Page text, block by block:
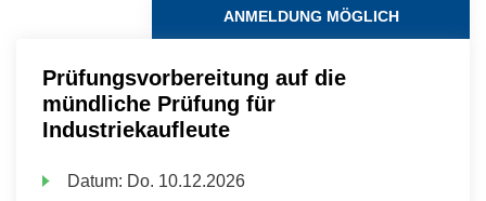
ANMELDUNG MÖGLICH
Prüfungsvorbereitung auf die
mündliche Prüfung für
Industriekaufleute
Datum: Do. 10.12.2026